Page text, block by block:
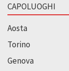
CAPOLUOGHI
Aosta
Torino
Genova